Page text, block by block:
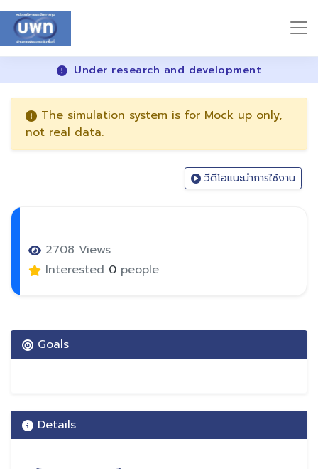
Under research and development
The simulation system is for Mock up only,
not real data.
วีดีโอแนะนำการใช้งาน
2708 Views
Interested 0 people
Goals
Details